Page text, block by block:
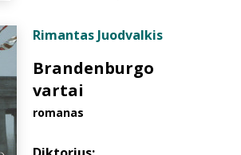
Rimantas Juodvalkis
Brandenburgo
vartai
romanas